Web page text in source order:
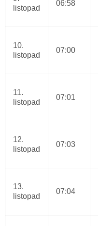
listopad
06:58
10.
listopad
07:00
11.
listopad
07:01
12.
listopad
07:03
13.
listopad
07:04